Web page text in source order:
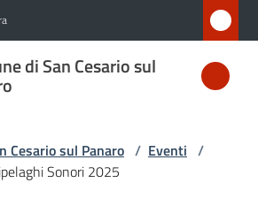
di San Cesario sul
Cesario sul Panaro / Eventi /
Sonori 2025